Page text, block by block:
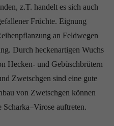
z.T. handelt es sich auch
Früchte. Eignung
an Feldwegen
Durch heckenartigen Wuchs
Hecken- und Gebüschbrütern
Zwetschgen sind eine gute
von Zwetschgen können
auftreten.